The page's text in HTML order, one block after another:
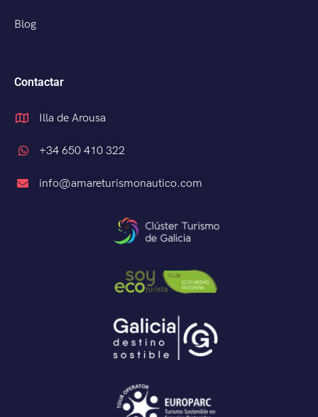
Blog
Contactar
Illa de Arousa
+34 650 410 322
info@amareturismonautico.com